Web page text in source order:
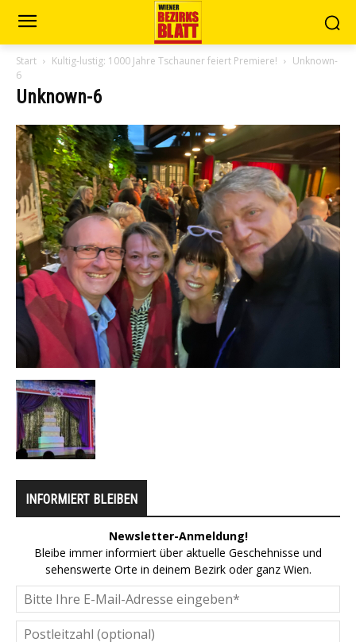
Start Kultig-lustig: 1000 Jahre Tschauner feiert Premiere!
Unknown-
6
Unknown-6
INFORMIERT BLEIBEN
Newsletter-Anmeldung!
Bleibe immer informiert über aktuelle Geschehnisse und
sehenswerte Orte in deinem Bezirk oder ganz Wien.